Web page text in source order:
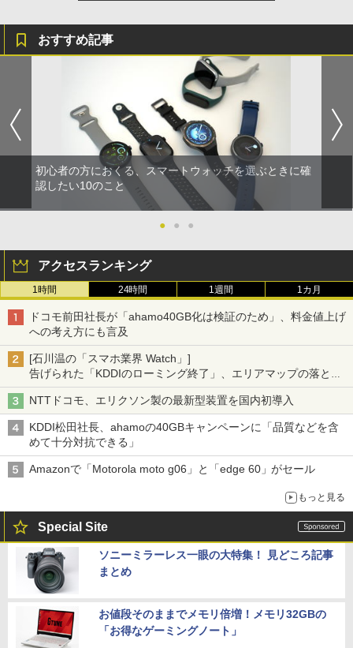
おすすめ記事
初心者の方におくる、スマートウォッチを選ぶときに確
認したい10のこと
● ● ●
アクセスランキング
1時間 24時間 1週間 1カ月
ドコモ前田社長が「ahamo40GB化は検証のため」、料金値上げ
への考え方にも言及
[石川温の「スマホ業界 Watch」]
告げられた「KDDIのローミング終了」、エリアマップの落とし
穴と楽天モバイルの課題
NTTドコモ、エリクソン製の最新型装置を国内初導入
KDDI松田社長、ahamoの40GBキャンペーンに「品質などを含
めて十分対抗できる」
Amazonで「Motorola moto g06」と「edge 60」がセール
もっと見る
Special Site
ソニーミラーレス一眼の大特集！ 見どころ記事
まとめ
お値段そのままでメモリ倍増！メモリ32GBの
「お得なゲーミングノート」